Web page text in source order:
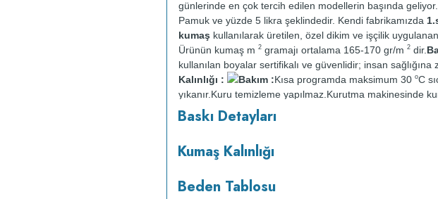
günlerinde en çok tercih edilen modellerin başında geliyor.
Pamuk ve yüzde 5 likra şeklindedir. Kendi fabrikamızda
kumaş kullanılarak üretilen, özel dikim ve işçilik
Ürünün kumaş m 2 gramajı ortalama 165-170 gr/m 2 dir.
kullanılan boyalar sertifikalı ve güvenlidir; insan sağlığına
Kalınlığı :
Bakım :Kısa programda maksimum 30 oC
yıkanır. Kuru temizleme yapılmaz. Kurutma makinesinde
Baskı Detayları
Kumaş Kalınlığı
Beden Tablosu